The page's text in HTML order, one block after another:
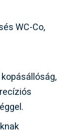
WC-Co,